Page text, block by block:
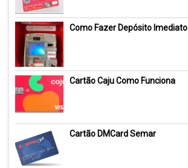
Como Fazer Depósito Imediato
Cartão Caju Como Funciona
Cartão DMCard Semar